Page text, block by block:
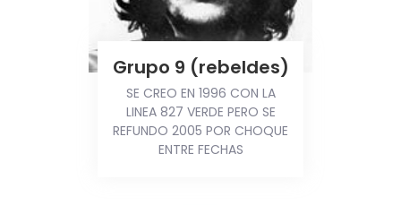
Grupo 9 (rebeldes)
SE CREO EN 1996 CON LA
LINEA 827 VERDE PERO SE
REFUNDO 2005 POR CHOQUE
ENTRE FECHAS